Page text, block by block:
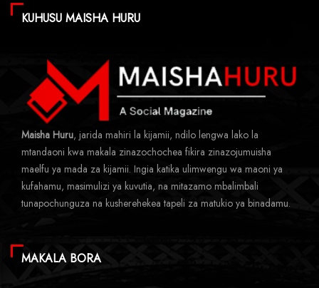
KUHUSU MAISHA HURU
Maisha Huru, jarida mahiri la kijamii, ndilo lengwa lako la
mtandaoni kwa makala zinazochochea fikira zinazojumuisha
maelfu ya mada za kijamii. Ingia katika ulimwengu wa maoni ya
kufahamu, masimulizi ya kuvutia, na mitazamo mbalimbali
tunapochunguza na kusherehekea tapeli za matukio ya binadamu.
MAKALA BORA